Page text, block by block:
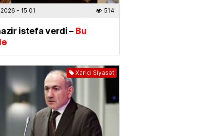
etdi
– Bu günün havası
250
belə birləşir:Rəsmən təsdiq
- 07:16 798
- 15:01 514
istefa verdi –Bu
Xarici Siyasət